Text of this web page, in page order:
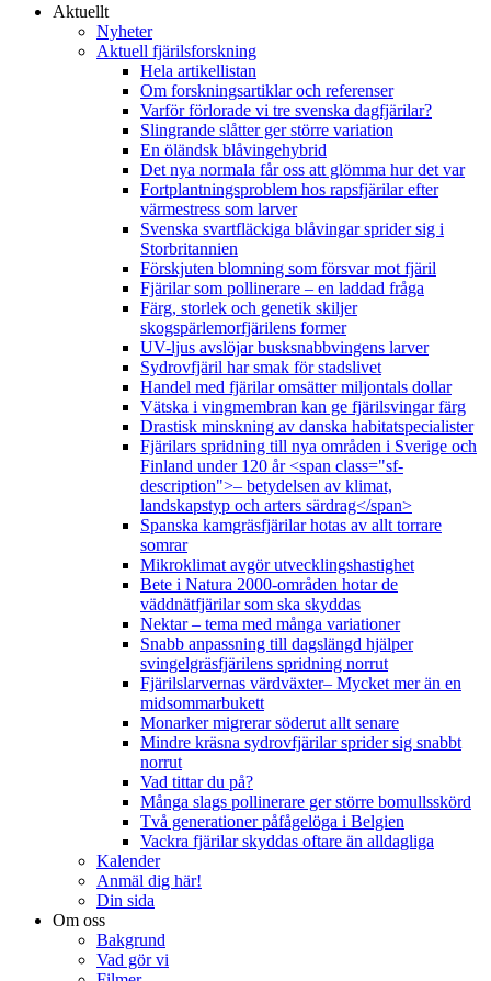
Aktuellt
Nyheter
Aktuell fjärilsforskning
Hela artikellistan
Om forskningsartiklar och referenser
Varför förlorade vi tre svenska dagfjärilar?
Slingrande slåtter ger större variation
En öländsk blåvingehybrid
Det nya normala får oss att glömma hur det var
Fortplantningsproblem hos rapsfjärilar efter
värmestress som larver
Svenska svartfläckiga blåvingar sprider sig i
Storbritannien
Förskjuten blomning som försvar mot fjäril
Fjärilar som pollinerare – en laddad fråga
Färg, storlek och genetik skiljer
skogspärlemorfjärilens former
UV-ljus avslöjar busksnabbvingens larver
Sydrovfjäril har smak för stadslivet
Handel med fjärilar omsätter miljontals dollar
Vätska i vingmembran kan ge fjärilsvingar färg
Drastisk minskning av danska habitatspecialister
Fjärilars spridning till nya områden i Sverige och
Finland under 120 år <span class="sf-
description">– betydelsen av klimat,
landskapstyp och arters särdrag</span>
Spanska kamgräsfjärilar hotas av allt torrare
somrar
Mikroklimat avgör utvecklingshastighet
Bete i Natura 2000-områden hotar de
väddnätfjärilar som ska skyddas
Nektar – tema med många variationer
Snabb anpassning till dagslängd hjälper
svingelgräsfjärilens spridning norrut
Fjärilslarvernas värdväxter– Mycket mer än en
midsommarbukett
Monarker migrerar söderut allt senare
Mindre kräsna sydrovfjärilar sprider sig snabbt
norrut
Vad tittar du på?
Många slags pollinerare ger större bomullsskörd
Två generationer påfågelöga i Belgien
Vackra fjärilar skyddas oftare än alldagliga
Kalender
Anmäl dig här!
Din sida
Om oss
Bakgrund
Vad gör vi